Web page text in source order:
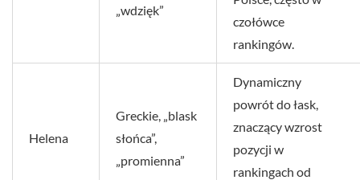
„wdzięk”
czołówce
rankingów.
Helena
Greckie, „blask
słońca”,
„promienna”
Dynamiczny
powrót do łask,
znaczący wzrost
pozycji w
rankingach od